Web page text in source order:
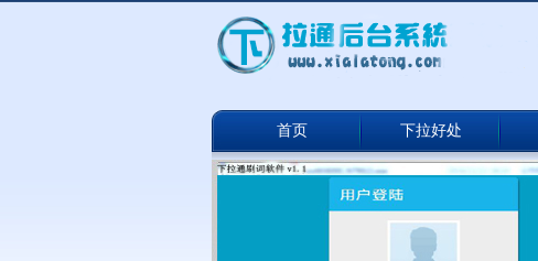
首页 下拉好处
下拉通网络版